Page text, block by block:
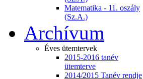
Matematika - 11. oszály
(Sz.A.)
Archívum
Éves ütemtervek
2015-2016 tanév
ütemterve
2014/2015 Tanév rendje